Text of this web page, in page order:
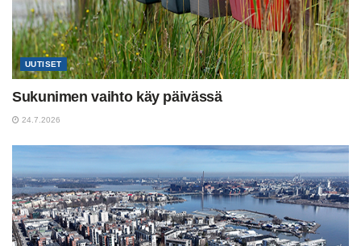
UUTISET
Sukunimen vaihto käy päivässä
24.7.2026